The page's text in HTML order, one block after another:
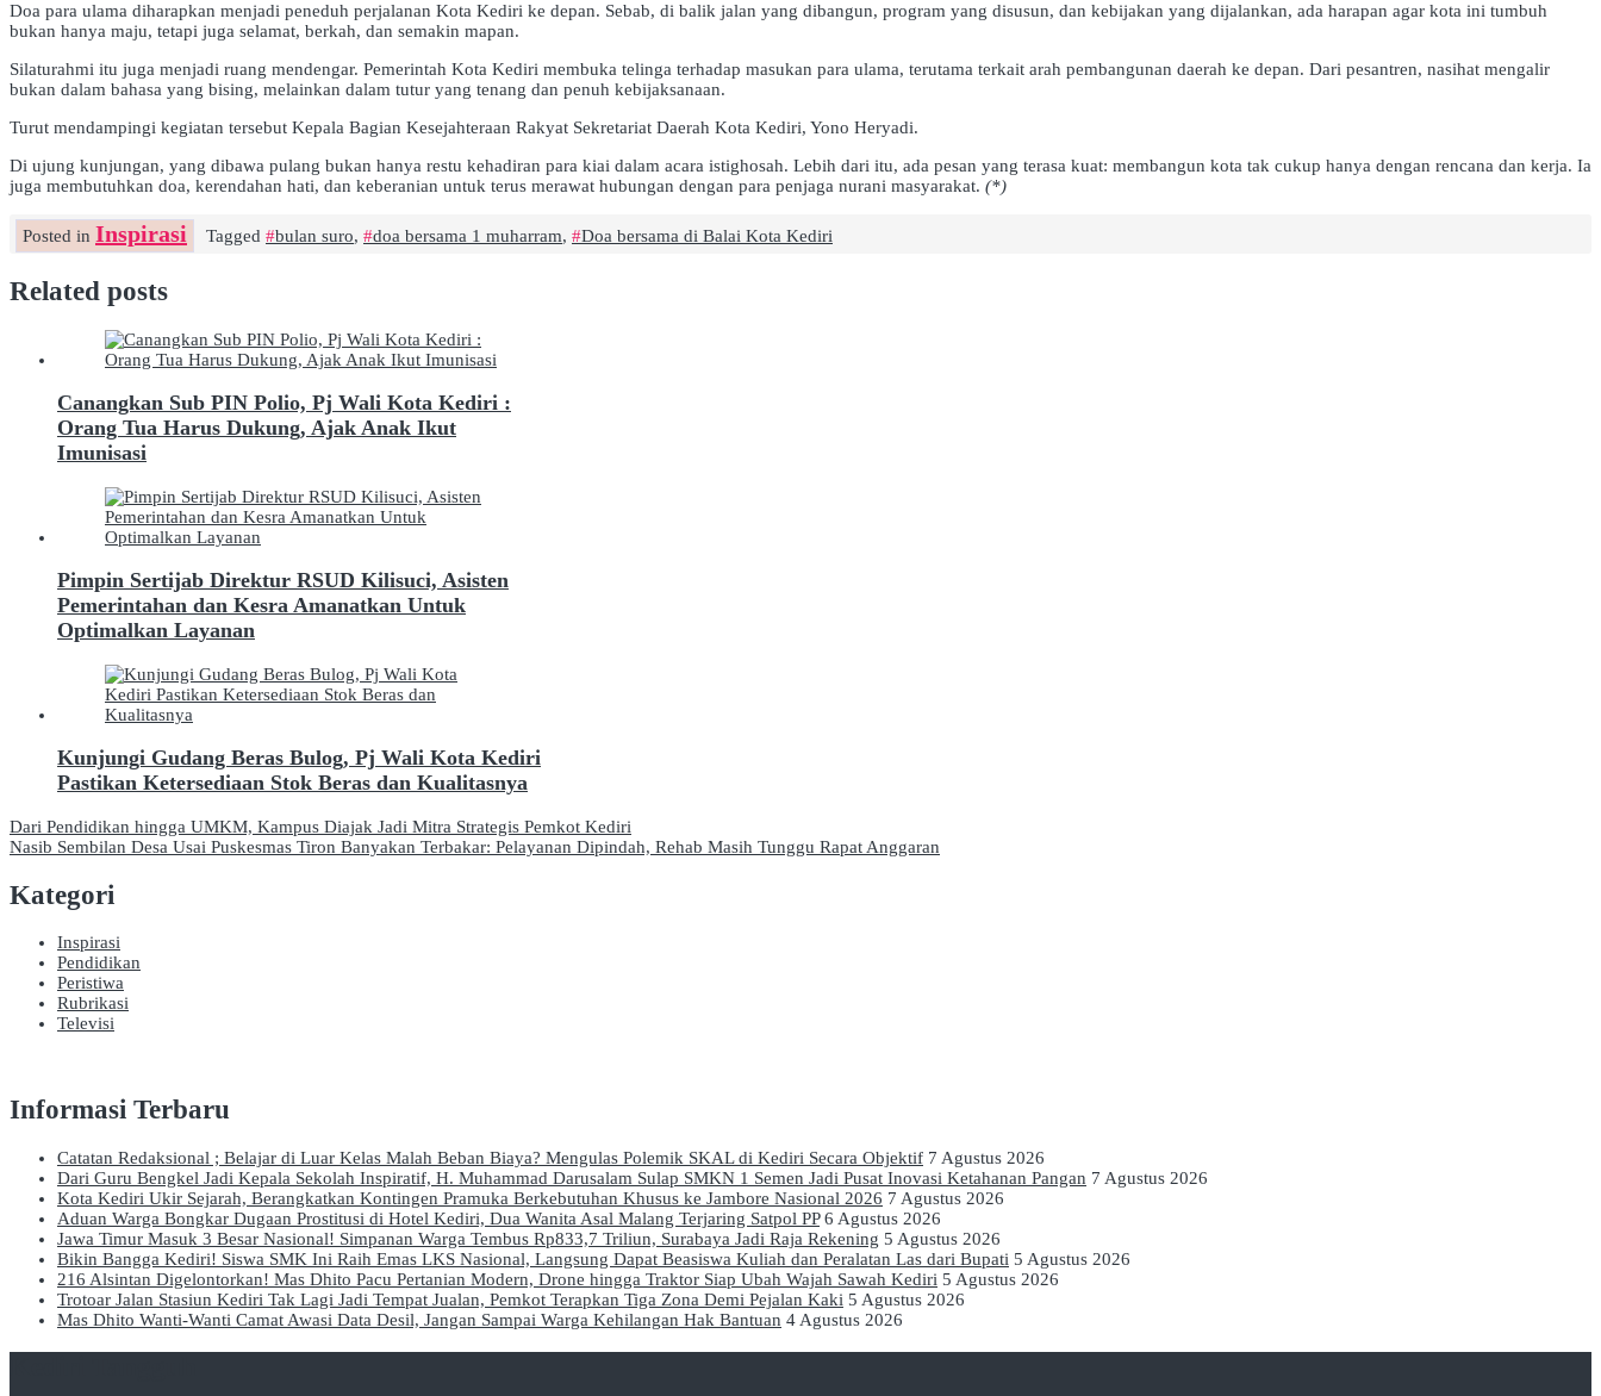
Doa para ulama diharapkan menjadi peneduh perjalanan Kota Kediri ke depan. Sebab, di balik jalan yang dibangun, program yang disusun, dan kebijakan yang dijalankan, ada harapan agar kota ini tumbuh
bukan hanya maju, tetapi juga selamat, berkah, dan semakin mapan.
Silaturahmi itu juga menjadi ruang mendengar. Pemerintah Kota Kediri membuka telinga terhadap masukan para ulama, terutama terkait arah pembangunan daerah ke depan. Dari pesantren, nasihat mengalir
bukan dalam bahasa yang bising, melainkan dalam tutur yang tenang dan penuh kebijaksanaan.
Turut mendampingi kegiatan tersebut Kepala Bagian Kesejahteraan Rakyat Sekretariat Daerah Kota Kediri, Yono Heryadi.
Di ujung kunjungan, yang dibawa pulang bukan hanya restu kehadiran para kiai dalam acara istighosah. Lebih dari itu, ada pesan yang terasa kuat: membangun kota tak cukup hanya dengan rencana dan kerja. Ia
juga membutuhkan doa, kerendahan hati, dan keberanian untuk terus merawat hubungan dengan para penjaga nurani masyarakat. (*)
Posted in Inspirasi Tagged bulan suro, doa bersama 1 muharram, Doa bersama di Balai Kota Kediri
Related posts
Canangkan Sub PIN Polio, Pj Wali Kota Kediri :
Orang Tua Harus Dukung, Ajak Anak Ikut
Imunisasi
Pimpin Sertijab Direktur RSUD Kilisuci, Asisten
Pemerintahan dan Kesra Amanatkan Untuk
Optimalkan Layanan
Kunjungi Gudang Beras Bulog, Pj Wali Kota Kediri
Pastikan Ketersediaan Stok Beras dan Kualitasnya
Navigasi
pos
Dari Pendidikan hingga UMKM, Kampus Diajak Jadi Mitra Strategis Pemkot Kediri
Nasib Sembilan Desa Usai Puskesmas Tiron Banyakan Terbakar: Pelayanan Dipindah, Rehab Masih Tunggu Rapat Anggaran
Kategori
Inspirasi
Pendidikan
Peristiwa
Rubrikasi
Televisi
Informasi Terbaru
Catatan Redaksional ; Belajar di Luar Kelas Malah Beban Biaya? Mengulas Polemik SKAL di Kediri Secara Objektif 7 Agustus 2026
Dari Guru Bengkel Jadi Kepala Sekolah Inspiratif, H. Muhammad Darusalam Sulap SMKN 1 Semen Jadi Pusat Inovasi Ketahanan Pangan 7 Agustus 2026
Kota Kediri Ukir Sejarah, Berangkatkan Kontingen Pramuka Berkebutuhan Khusus ke Jambore Nasional 2026 7 Agustus 2026
Aduan Warga Bongkar Dugaan Prostitusi di Hotel Kediri, Dua Wanita Asal Malang Terjaring Satpol PP 6 Agustus 2026
Jawa Timur Masuk 3 Besar Nasional! Simpanan Warga Tembus Rp833,7 Triliun, Surabaya Jadi Raja Rekening 5 Agustus 2026
Bikin Bangga Kediri! Siswa SMK Ini Raih Emas LKS Nasional, Langsung Dapat Beasiswa Kuliah dan Peralatan Las dari Bupati 5 Agustus 2026
216 Alsintan Digelontorkan! Mas Dhito Pacu Pertanian Modern, Drone hingga Traktor Siap Ubah Wajah Sawah Kediri 5 Agustus 2026
Trotoar Jalan Stasiun Kediri Tak Lagi Jadi Tempat Jualan, Pemkot Terapkan Tiga Zona Demi Pejalan Kaki 5 Agustus 2026
Mas Dhito Wanti-Wanti Camat Awasi Data Desil, Jangan Sampai Warga Kehilangan Hak Bantuan 4 Agustus 2026